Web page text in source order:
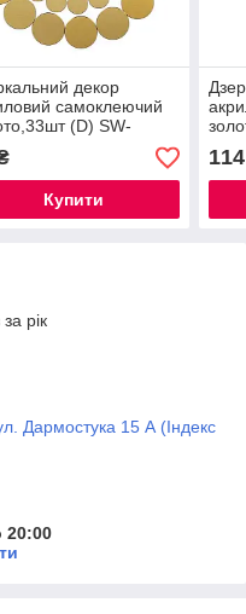
декор
самоклеючий
(D) SW-
Купити
114
рік
Дармостука 15 А (Індекс
20:00